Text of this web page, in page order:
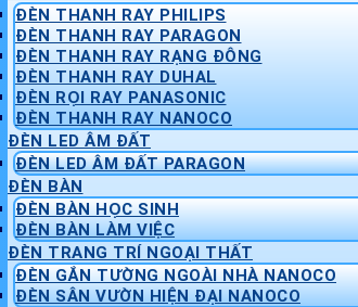
ĐÈN THANH RAY PHILIPS
ĐÈN THANH RAY PARAGON
ĐÈN THANH RAY RẠNG ĐÔNG
ĐÈN THANH RAY DUHAL
ĐÈN RỌI RAY PANASONIC
ĐÈN THANH RAY NANOCO
ĐÈN LED ÂM ĐẤT
ĐÈN LED ÂM ĐẤT PARAGON
ĐÈN BÀN
ĐÈN BÀN HỌC SINH
ĐÈN BÀN LÀM VIỆC
ĐÈN TRANG TRÍ NGOẠI THẤT
ĐÈN GẮN TƯỜNG NGOÀI NHÀ NANOCO
ĐÈN SÂN VƯỜN HIỆN ĐẠI NANOCO